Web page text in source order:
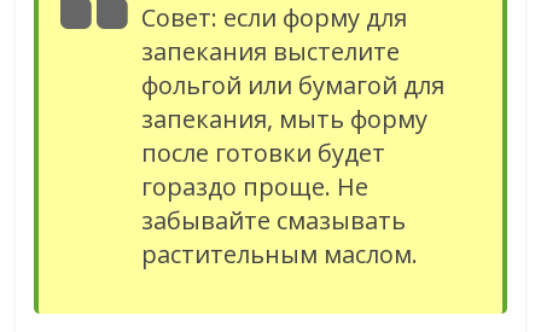
Совет: если форму для
запекания выстелите
фольгой или бумагой для
запекания, мыть форму
после готовки будет
гораздо проще. Не
забывайте смазывать
растительным маслом.